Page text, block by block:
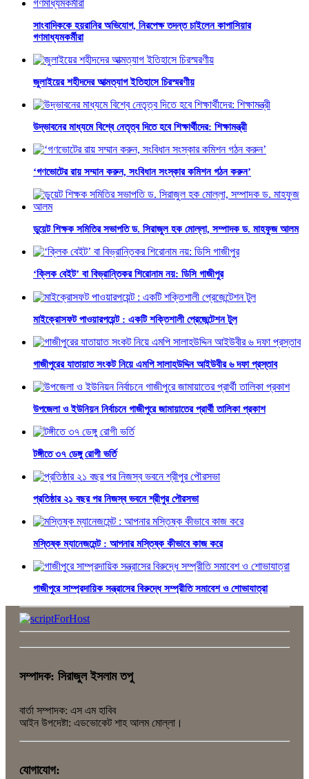
সাংবাদিককে হয়রানির অভিযোগ, নিরপেক্ষ তদন্ত চাইলেন কাপাসিয়ার
গণমাধ্যমকর্মীরা
জুলাইয়ের শহীদদের আত্মত্যাগ ইতিহাসে চিরস্মরণীয়
উদ্ভাবনের মাধ্যমে বিশ্বে নেতৃত্ব দিতে হবে শিক্ষার্থীদের: শিক্ষামন্ত্রী
‘গণভোটের রায় সম্মান করুন, সংবিধান সংস্কার কমিশন গঠন করুন’
ডুয়েট শিক্ষক সমিতির সভাপতি ড. সিরাজুল হক মোল্লা, সম্পাদক ড. মাহফুজ আলম
‘ক্লিক বেইট’ বা বিভ্রান্তিকর শিরোনাম নয়: ডিসি গাজীপুর
মাইক্রোসফট পাওয়ারপয়েন্ট : একটি শক্তিশালী প্রেজেন্টেশন টুল
গাজীপুরের যাতায়াত সংকট নিয়ে এমপি সালাহউদ্দিন আইউবীর ৬ দফা প্রস্তাব
উপজেলা ও ইউনিয়ন নির্বাচনে গাজীপুরে জামায়াতের প্রার্থী তালিকা প্রকাশ
টঙ্গীতে ৩৭ ডেঙ্গু রোগী ভর্তি
প্রতিষ্ঠার ২১ বছর পর নিজস্ব ভবনে শ্রীপুর পৌরসভা
মস্তিষ্ক ম্যানেজমেন্ট : আপনার মস্তিষ্ক কীভাবে কাজ করে
গাজীপুরে সাম্প্রদায়িক সন্ত্রাসের বিরুদ্ধে সম্প্রীতি সমাবেশ ও শোভাযাত্রা
সম্পাদক: সিরাজুল ইসলাম তপু
বার্তা সম্পাদক: এস এম হাবিব
আইন উপদেষ্টা: এডভোকেট শাহ আলম মোল্লা।
যোগাযোগ: